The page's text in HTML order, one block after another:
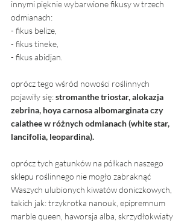
innymi pięknie wybarwione fikusy w trzech
odmianach:
- fikus belize,
- fikus tineke,
- fikus abidjan.
oprócz tego wśród nowości roślinnych
pojawiły się: stromanthe triostar, alokazja
zebrina, hoya carnosa albomarginata czy
calathee w różnych odmianach (white star,
lancifolia, leopardina).
oprócz tych gatunków na półkach naszego
sklepu roślinnego nie mogło zabraknąć
Waszych ulubionych kiwatów doniczkowych,
takich jak: trzykrotka nanouk, epipremnum
marble queen, haworsja alba, skrzydłokwiaty